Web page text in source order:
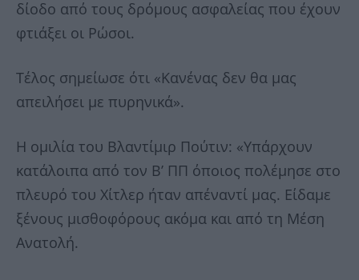
δίοδο από τους δρόμους ασφαλείας που έχουν
φτιάξει οι Ρώσοι.
Τέλος σημείωσε ότι «Κανένας δεν θα μας
απειλήσει με πυρηνικά».
Η ομιλία του Βλαντίμιρ Πούτιν: «Υπάρχουν
κατάλοιπα από τον Β’ ΠΠ όποιος πολέμησε στο
πλευρό του Χίτλερ ήταν απέναντί μας. Είδαμε
ξένους μισθοφόρους ακόμα και από τη Μέση
Ανατολή.